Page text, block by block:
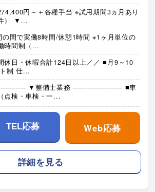
円～＋各種手当 ※試用期間3ヵ月あり
） ▼...
の間で実働8時間/休憩1時間 ※1ヶ月単位の
時間制（...
休日・休暇合計124日以上／／ ■月9～10
制 仕...
▼整備士業務 ────────── ■車
点検・車検・一...
TEL応募 Web応募
詳細を見る